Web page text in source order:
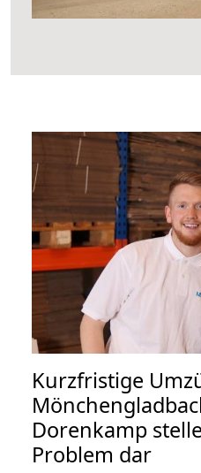
Kurzfristige
Dorenkamp
Problem dar